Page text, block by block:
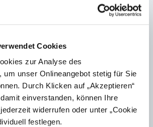
Cookies
zur Analyse des
um unser Onlineangebot stetig für Sie
Durch Klicken auf „Akzeptieren“
einverstanden, können Ihre
widerrufen oder unter „Cookie
festlegen.
realistischer
und konkreten
– abgestimmt auf
.